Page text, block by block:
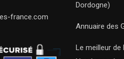
france.com
Dordogne)
Annuaire des
Le meilleur de